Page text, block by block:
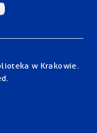
w Krakowie.